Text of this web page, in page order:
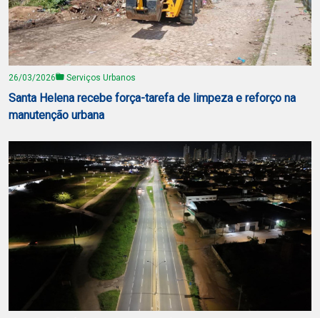
26/03/2026 Serviços Urbanos
Santa Helena recebe força-tarefa de limpeza e reforço na
manutenção urbana